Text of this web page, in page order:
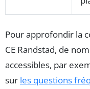
Pour approfondir la
CE Randstad, de
accessibles, par
sur les questions